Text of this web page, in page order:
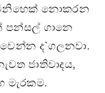
මිනිහෙක් නොකරන
පන්සල් ගානෙ
ද`ගලනවා.
ජාතිවාදය,
මැරකම.